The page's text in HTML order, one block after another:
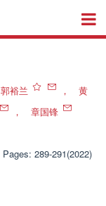
郭裕兰 ，
黄
，
章国锋
289-291(2022)